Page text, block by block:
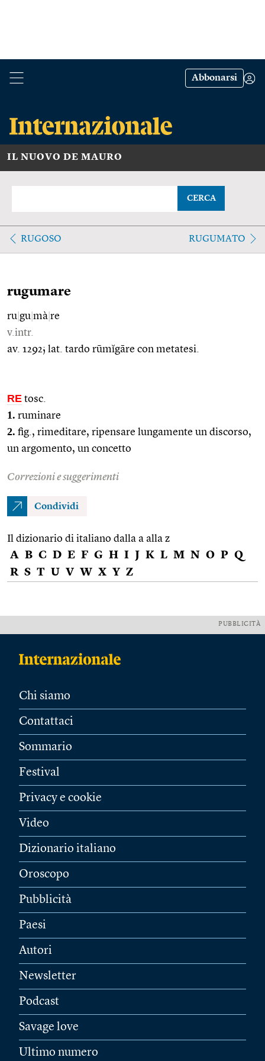
Abbonarsi
IL NUOVO DE MAURO
CERCA
RUGOSO RUGUMATO
rugumare
ru gu mà re
v.intr.
av. 1292; lat. tardo rūmĭgāre con metatesi.
RE tosc.
1. ruminare
2. fig., rimeditare, ripensare lungamente un discorso,
un argomento, un concetto
Correzioni e suggerimenti
Condividi
Il dizionario di italiano dalla a alla z
A B C D E F G H I J K L M N O P Q
R S T U V W X Y Z
PUBBLICITÀ
Chi siamo
Contattaci
Sommario
Festival
Privacy e cookie
Video
Dizionario italiano
Oroscopo
Pubblicità
Paesi
Autori
Newsletter
Podcast
Savage love
Ultimo numero